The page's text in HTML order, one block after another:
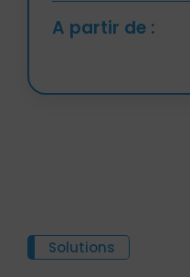
A partir de :
Solutions